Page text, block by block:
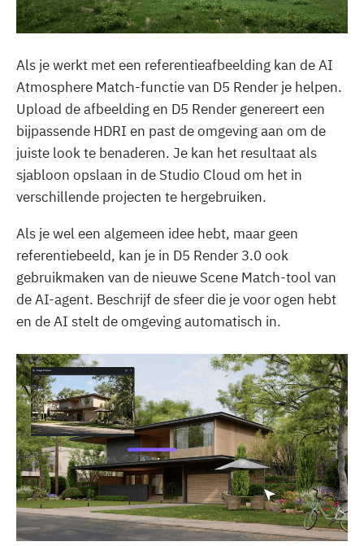
Als je werkt met een referentieafbeelding kan de AI
Atmosphere Match-functie van D5 Render je helpen.
Upload de afbeelding en D5 Render genereert een
bijpassende HDRI en past de omgeving aan om de
juiste look te benaderen. Je kan het resultaat als
sjabloon opslaan in de Studio Cloud om het in
verschillende projecten te hergebruiken.
Als je wel een algemeen idee hebt, maar geen
referentiebeeld, kan je in D5 Render 3.0 ook
gebruikmaken van de nieuwe Scene Match-tool van
de AI-agent. Beschrijf de sfeer die je voor ogen hebt
en de AI stelt de omgeving automatisch in.